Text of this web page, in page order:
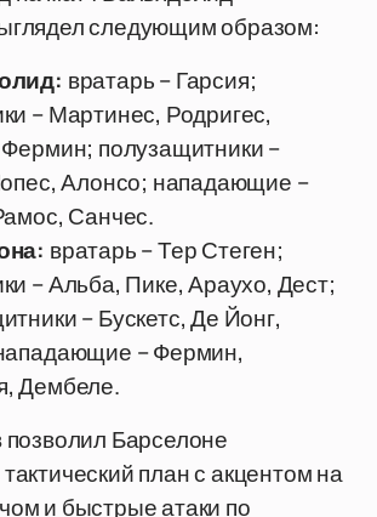
следующим образом:
вратарь – Гарсия;
– Мартинес, Родригес,
полузащитники –
Алонсо; нападающие –
Санчес.
вратарь – Тер Стеген;
– Альба, Пике, Араухо, Дест;
– Бускетс, Де Йонг,
– Фермин,
Дембеле.
позволил Барселоне
план с акцентом на
и быстрые атаки по